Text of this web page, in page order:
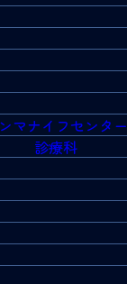
マナイフセンター
診療科